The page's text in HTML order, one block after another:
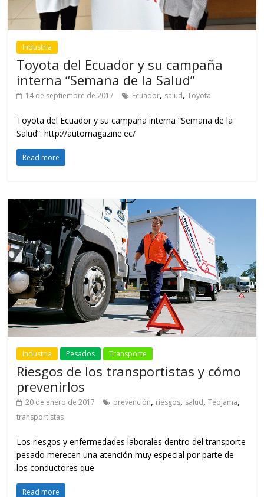
Industria
Toyota del Ecuador y su campaña
interna “Semana de la Salud”
14 de septiembre de 2017 Ecuador, salud,Toyota
Toyota del Ecuador y su campaña interna “Semana de la
Salud”: http://automagazine.ec/
Read more
Industria Pesados Transporte
Riesgos de los transportistas y cómo
prevenirlos
20 de enero de 2017 prevención, riesgos, salud,Teojama,
transportistas
Los riesgos y enfermedades laborales dentro del transporte
pesado merecen una atención muy especial por parte de
los conductores que
Read more